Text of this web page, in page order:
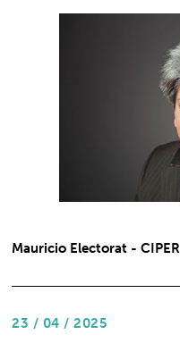
Mauricio Electorat - CIPER
23 / 04 / 2025